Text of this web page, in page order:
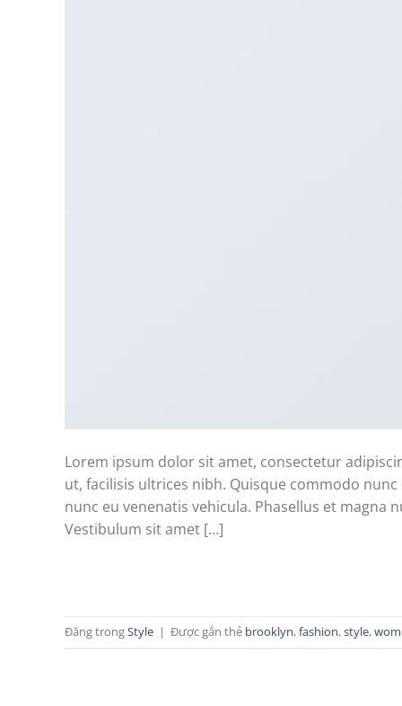
Lorem ipsum dolor sit amet, consectetur
ut, facilisis ultrices nibh. Quisque commodo
nunc eu venenatis vehicula. Phasellus et magna
Vestibulum sit amet […]
Đăng trongStyle | Được gắn thẻ brooklyn,fashion,style,